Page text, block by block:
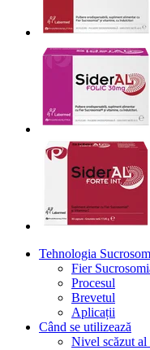
Tehnologia
Fier
Procesul
Brevetul
Aplicații
Când se utilizează
Nivel scăzut